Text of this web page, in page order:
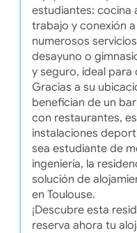
estudiantes: cocina
trabajo y conexión
numerosos
desayuno o
y seguro, ideal para
Gracias a su
benefician de un
con restaurantes,
instalaciones
sea estudiante de
ingeniería, la
solución de
en Toulouse.
¡Descubre esta
reserva ahora tu